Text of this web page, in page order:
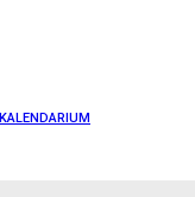
KALENDARIUM